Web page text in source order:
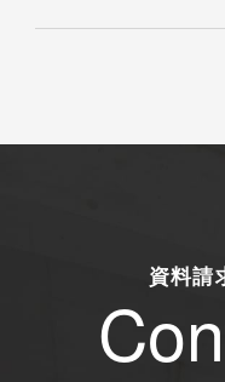
資料請